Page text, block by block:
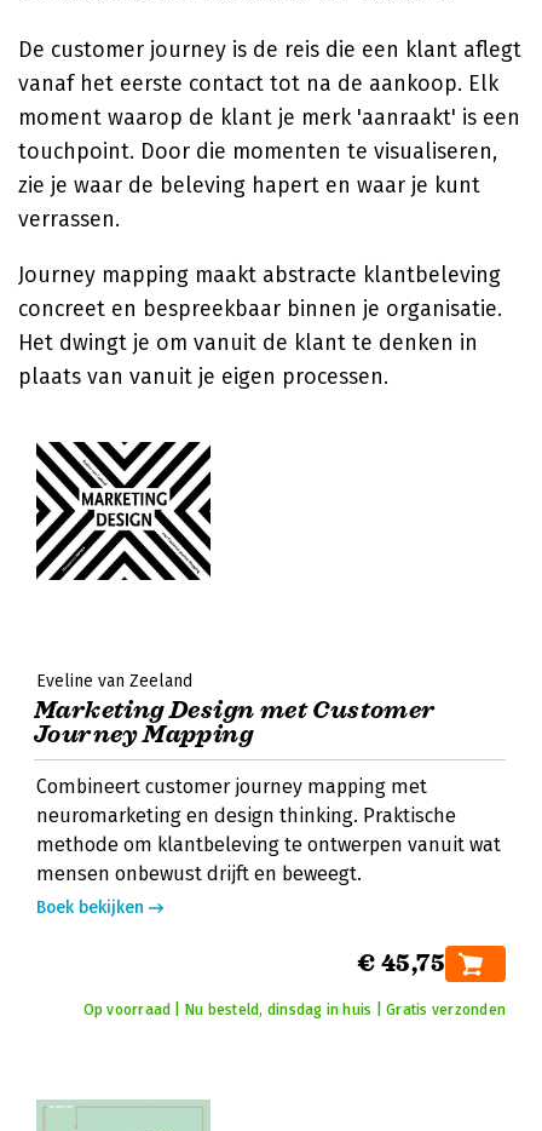
De customer journey is de reis die een klant aflegt
vanaf het eerste contact tot na de aankoop. Elk
moment waarop de klant je merk 'aanraakt' is een
touchpoint. Door die momenten te visualiseren,
zie je waar de beleving hapert en waar je kunt
verrassen.
Journey mapping maakt abstracte klantbeleving
concreet en bespreekbaar binnen je organisatie.
Het dwingt je om vanuit de klant te denken in
plaats van vanuit je eigen processen.
Eveline van Zeeland
Marketing Design met Customer
Journey Mapping
Combineert customer journey mapping met
neuromarketing en design thinking. Praktische
methode om klantbeleving te ontwerpen vanuit wat
mensen onbewust drijft en beweegt.
Boek bekijken
€ 45,75
Op voorraad | Nu besteld, dinsdag in huis | Gratis verzonden